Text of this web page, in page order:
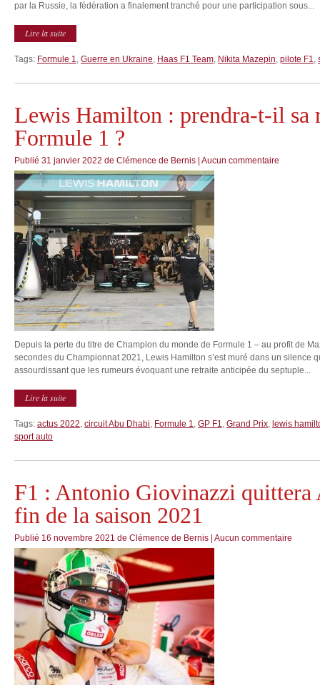
par la Russie, la fédération a finalement tranché pour une participation sous...
Lire la suite
Tags: Formule 1, Guerre en Ukraine, Haas F1 Team, Nikita Mazepin, pilote F1,
Lewis Hamilton : prendra-t-il sa
Formule 1 ?
Publié 31 janvier 2022 de Clémence de Bernis Aucun commentaire
Depuis la perte du titre de Champion du monde de Formule 1 – au profit de
secondes du Championnat 2021, Lewis Hamilton s’est muré dans un silence
assourdissant que les rumeurs évoquant une retraite anticipée du septuple...
Lire la suite
Tags: actus 2022, circuit Abu Dhabi, Formule 1, GP F1, Grand Prix, lewis
sport auto
F1 : Antonio Giovinazzi quittera
fin de la saison 2021
Publié 16 novembre 2021 de Clémence de Bernis Aucun commentaire